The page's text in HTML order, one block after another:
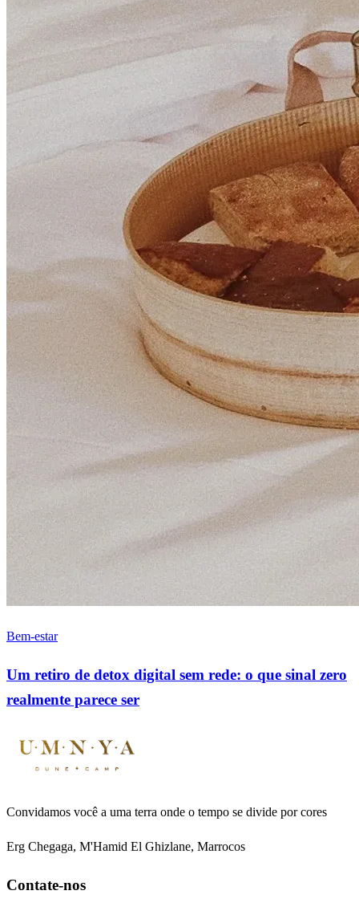
Bem-estar
Um retiro de detox digital sem rede: o que sinal zero
realmente parece ser
Convidamos você a uma terra onde o tempo se divide por cores
Erg Chegaga, M'Hamid El Ghizlane, Marrocos
Contate-nos